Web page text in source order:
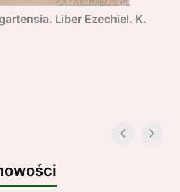
Liber Ezechiel. K.